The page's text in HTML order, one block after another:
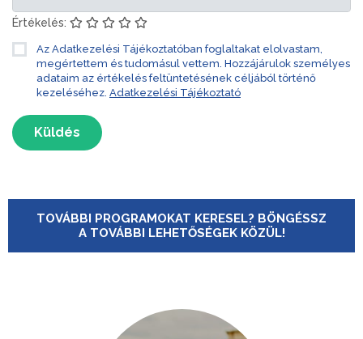
Értékelés:
Az Adatkezelési Tájékoztatóban foglaltakat elolvastam,
megértettem és tudomásul vettem. Hozzájárulok személyes
adataim az értékelés feltüntetésének céljából történő
kezeléséhez. Adatkezelési Tájékoztató
Küldés
TOVÁBBI PROGRAMOKAT KERESEL? BÖNGÉSSZ
A TOVÁBBI LEHETŐSÉGEK KÖZÜL!